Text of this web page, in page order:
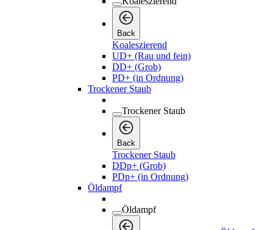
Back
Koaleszierend
UD+ (Rau und fein)
DD+ (Grob)
PD+ (in Ordnung)
Trockener Staub
Trockener Staub
Back
Trockener Staub
DDp+ (Grob)
PDp+ (in Ordnung)
Öldampf
Öldampf